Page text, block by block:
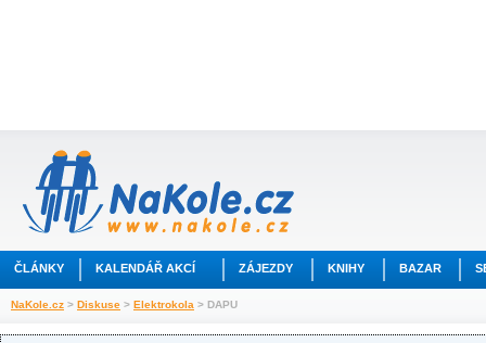
ČLÁNKY KALENDÁŘ AKCÍ ZÁJEZDY KNIHY BAZAR
NaKole.cz > Diskuse > Elektrokola > DAPU